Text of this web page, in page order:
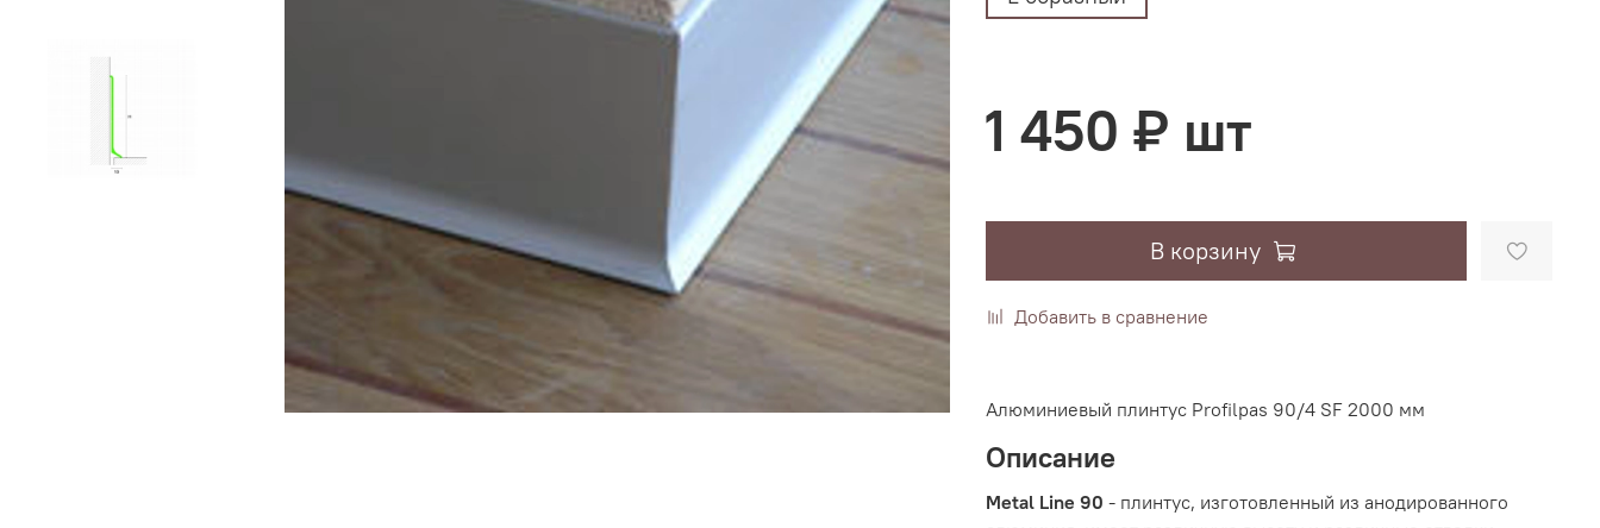
1 450 ₽ шт
В корзину
Добавить в сравнение
Алюминиевый плинтус Profilpas 90/4 SF 2000 мм
Описание
Metal Line 90 - плинтус, изготовленный из анодированного